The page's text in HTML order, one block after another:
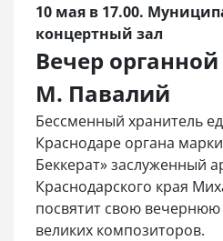
10 мая в 17.00.
концертный зал
Вечер
М. Павалий
Бессменный хранитель
Краснодаре органа
Беккерат» заслуженный
Краснодарского края
посвятит свою
великих композиторов.